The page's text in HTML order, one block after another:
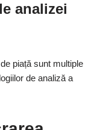
analizei
piață sunt multiple
de analiză a